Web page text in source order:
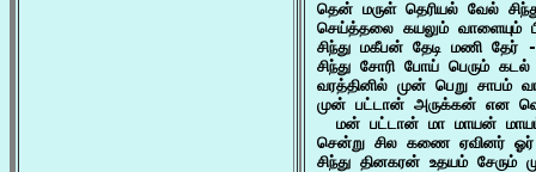
தென் மருள் தெரியல் வேல்
செய்த்தலை கயலும் வாளையும்
சிந்து மகீபன் தேடி மணி தேர்
சிந்து சோரி போய் பெரும்
வரத்தினில் முன் பெறு சாபம்
முன் பட்டான் அருக்கன் என
மன் பட்டான் மா மாயன்
சென்று சில கணை ஏவினர் ஓர்
சிந்து தினகரன் உதயம்